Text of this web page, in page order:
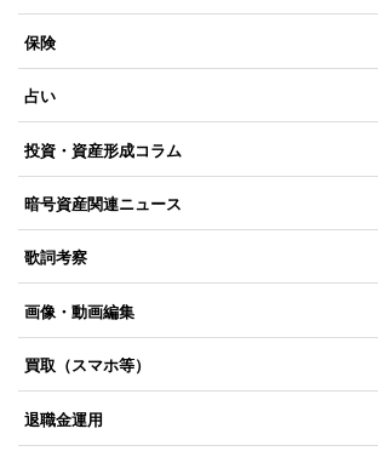
保険
占い
投資・資産形成コラム
暗号資産関連ニュース
歌詞考察
画像・動画編集
買取（スマホ等）
退職金運用